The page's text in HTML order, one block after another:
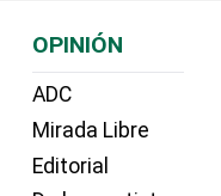
OPINIÓN
ADC
Mirada Libre
Editorial